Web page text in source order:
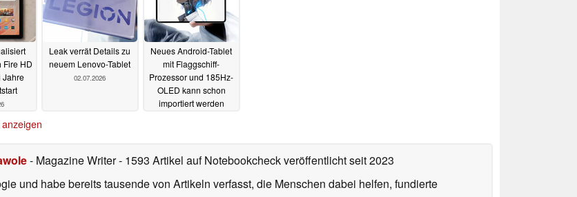
Fire HD
Jahre
Leak verrät Details zu
neuem Lenovo-Tablet
02.07.2026
Neues Android-Tablet
mit Flaggschiff-
Prozessor und 185Hz-
OLED kann schon
importiert werden
- Magazine Writer- 1593 Artikel auf Notebookcheck veröffentlichtseit 2023
und habe bereits tausende von Artikeln verfasst, die Menschen dabei helfen, fundierte